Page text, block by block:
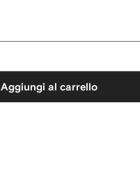
Aggiungi al carrello